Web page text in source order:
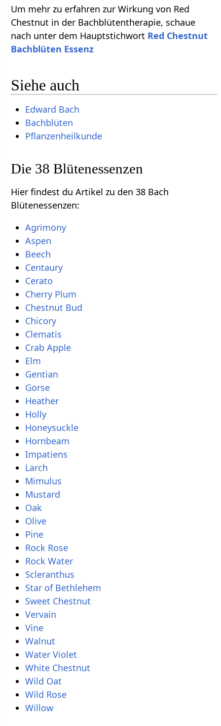
Um mehr zu erfahren zur Wirkung von Red
Chestnut in der Bachblütentherapie, schaue
nach unter dem Hauptstichwort Red Chestnut
Bachblüten Essenz
Siehe auch
Edward Bach
Bachblüten
Pflanzenheilkunde
Die 38 Blütenessenzen
Hier findest du Artikel zu den 38 Bach
Blütenessenzen:
Agrimony
Aspen
Beech
Centaury
Cerato
Cherry Plum
Chestnut Bud
Chicory
Clematis
Crab Apple
Elm
Gentian
Gorse
Heather
Holly
Honeysuckle
Hornbeam
Impatiens
Larch
Mimulus
Mustard
Oak
Olive
Pine
Rock Rose
Rock Water
Scleranthus
Star of Bethlehem
Sweet Chestnut
Vervain
Vine
Walnut
Water Violet
White Chestnut
Wild Oat
Wild Rose
Willow